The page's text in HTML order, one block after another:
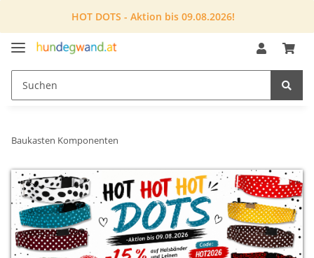
HOT DOTS - Aktion bis 09.08.2026!
Baukasten Komponenten